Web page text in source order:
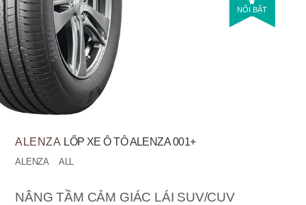
NỔI BẬT
ALENZA LỐP XE Ô TÔ ALENZA 001+
ALENZA ALL
NÂNG TẦM CẢM GIÁC LÁI SUV/CUV